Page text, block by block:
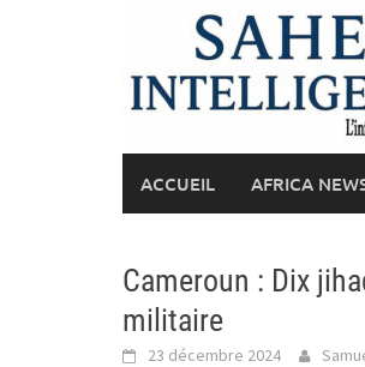
ACCUEIL AFRICA
Cameroun : Dix
militaire
23 décembre 2024